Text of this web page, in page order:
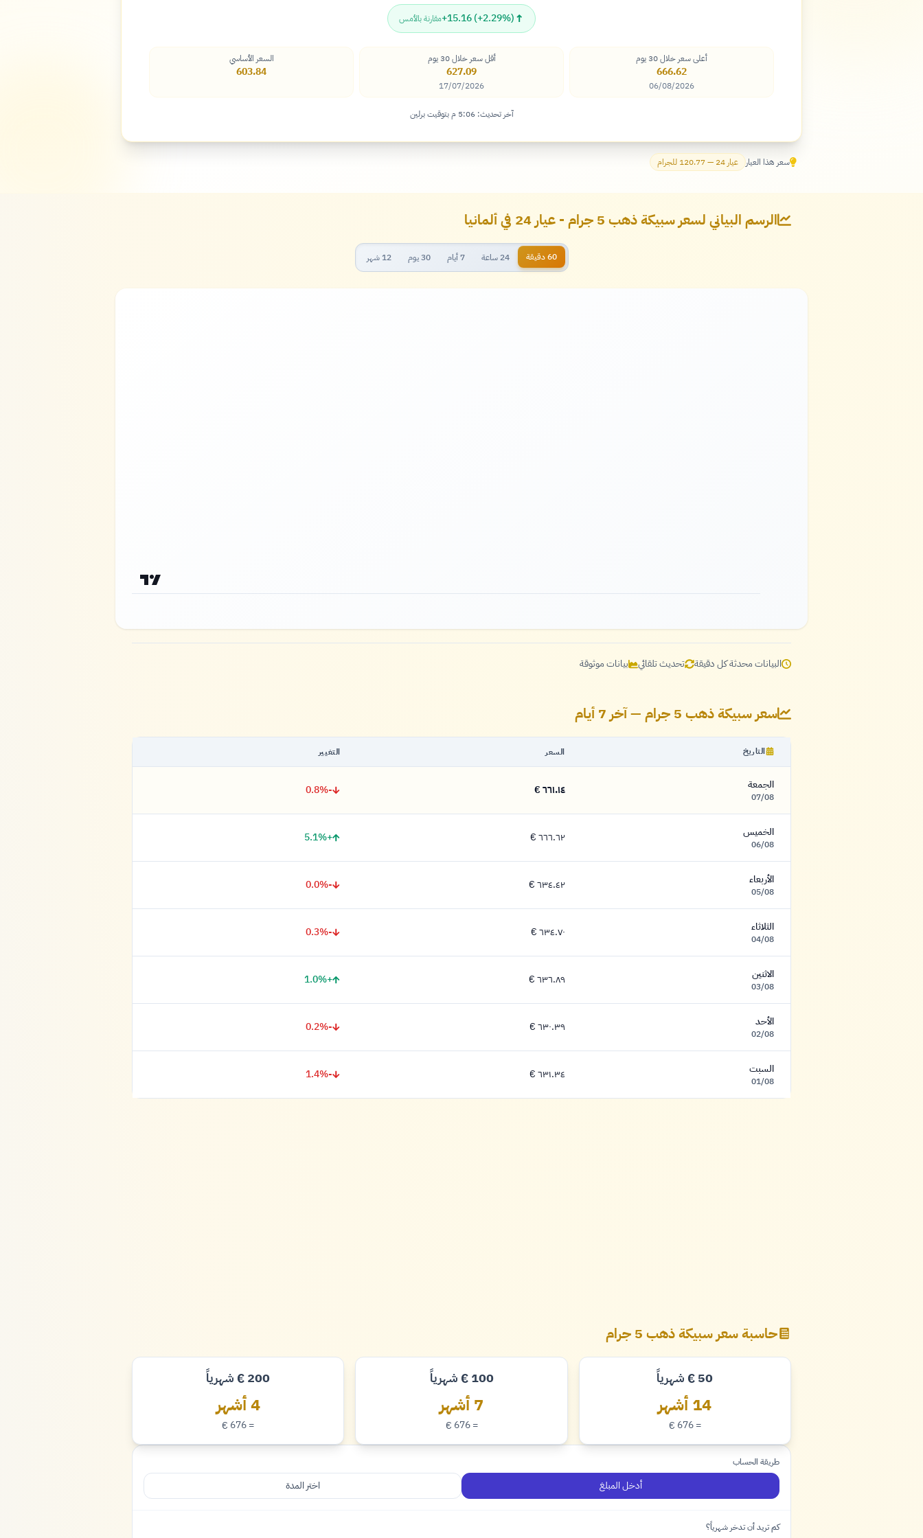
↑
+15.16 (+2.29%)مقارنة بالأمس
أعلى سعر خلال 30 يوم
666.62
06/08/2026
أقل سعر خلال 30 يوم
627.09
17/07/2026
السعر الأساسي
603.84
آخر تحديث: 5:06 م بتوقيت برلين
سعر هذا العيار عيار 24 — 120.77 للجرام
الرسم البياني لسعر سبيكة ذهب 5 جرام - عيار 24 في ألمانيا
60 دقيقة 24 ساعة 7 أيام 30 يوم 12 شهر
البيانات محدثة كل دقيقة تحديث تلقائي بيانات موثوقة
سعر سبيكة ذهب 5 جرام — آخر 7 أيام
التاريخ السعر التغيير
الجمعة
07/08 ٦٦١.١٤ يورو
٦٦١.١٤ € -0.8%
الخميس
06/08 ٦٦٦.٦٢ يورو
٦٦٦.٦٢ € +5.1%
الأربعاء
05/08 ٦٣٤.٤٢ يورو
٦٣٤.٤٢ € -0.0%
الثلاثاء
04/08 ٦٣٤.٧٠ يورو
٦٣٤.٧٠ € -0.3%
الاثنين
03/08 ٦٣٦.٨٩ يورو
٦٣٦.٨٩ € +1.0%
الأحد
02/08 ٦٣٠.٣٩ يورو
٦٣٠.٣٩ € -0.2%
السبت
01/08 ٦٣١.٣٤ يورو
٦٣١.٣٤ € -1.4%
حاسبة سعر سبيكة ذهب 5 جرام
50
يورو
€ شهرياً
14 أشهر
= 676 يورو
€
100
يورو
€ شهرياً
7 أشهر
= 676 يورو
€
200
يورو
€ شهرياً
4 أشهر
= 676 يورو
€
طريقة الحساب
أدخل المبلغ اختر المدة
كم تريد أن تدخر شهرياً؟